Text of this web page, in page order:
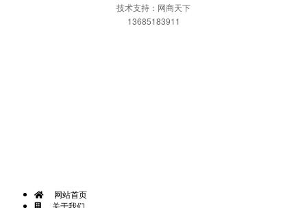
技术支持：网商天下
13685183911
网站首页
关于我们